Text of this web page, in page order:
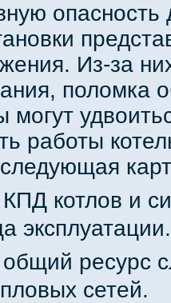
опасность
Из-за
поломка
могут
работы
котлов и
эксплуатации.
ресурс
сетей.